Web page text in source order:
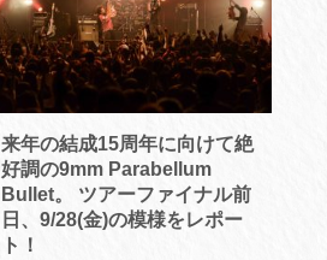
来年の結成15周年に向けて絶
好調の9mm Parabellum
Bullet。 ツアーファイナル前
日、9/28(金)の模様をレポー
ト！